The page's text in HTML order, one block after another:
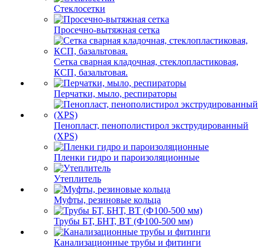
Стеклосетки
Просечно-вытяжная сетка
Сетка сварная кладочная, стеклопластиковая,
КСП, базальтовая.
Перчатки, мыло, респираторы
Пенопласт, пенополистирол экструдированный
(XPS)
Пленки гидро и пароизоляционные
Утеплитель
Муфты, резиновые кольца
Трубы БТ, БНТ, ВТ (Ф100-500 мм)
Канализационные трубы и фитинги